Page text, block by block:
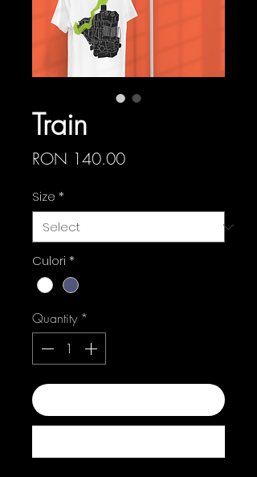
Train
RON 140.00Price
Size *
Culori *
Quantity *